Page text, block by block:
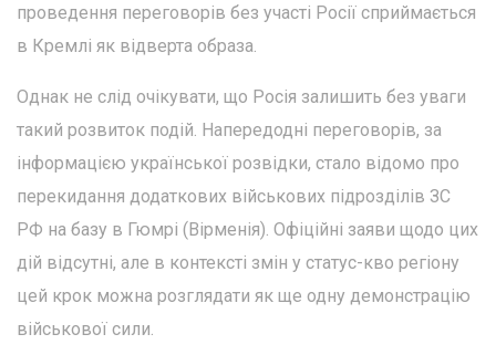
проведення переговорів без участі Росії сприймається
в Кремлі як відверта образа.
Однак не слід очікувати, що Росія залишить без уваги
такий розвиток подій. Напередодні переговорів, за
інформацією української розвідки, стало відомо про
перекидання додаткових військових підрозділів ЗС
РФ на базу в Гюмрі (Вірменія). Офіційні заяви щодо цих
дій відсутні, але в контексті змін у статус-кво регіону
цей крок можна розглядати як ще одну демонстрацію
військової сили.